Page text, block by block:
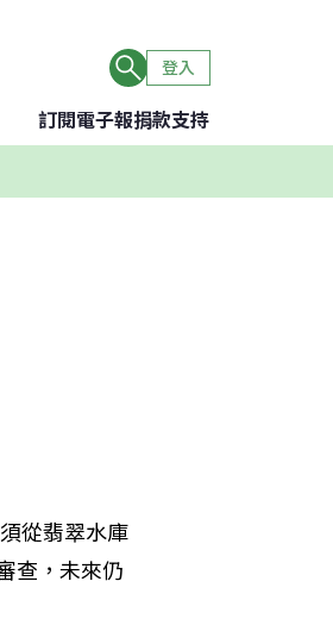
登入
訂閱電子報捐款支持
從翡翠水庫
查，未來仍